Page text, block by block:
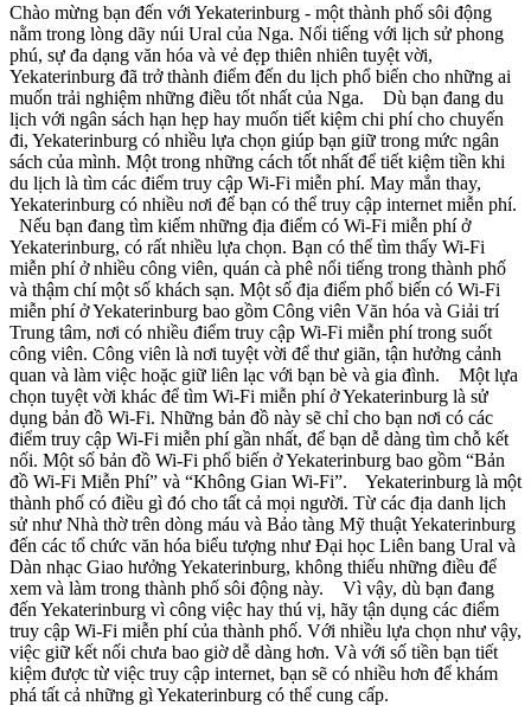
Chào mừng bạn đến với Yekaterinburg - một thành phố sôi động
nằm trong lòng dãy núi Ural của Nga. Nổi tiếng với lịch sử phong
phú, sự đa dạng văn hóa và vẻ đẹp thiên nhiên tuyệt vời,
Yekaterinburg đã trở thành điểm đến du lịch phổ biến cho những ai
muốn trải nghiệm những điều tốt nhất của Nga. Dù bạn đang du
lịch với ngân sách hạn hẹp hay muốn tiết kiệm chi phí cho chuyến
đi, Yekaterinburg có nhiều lựa chọn giúp bạn giữ trong mức ngân
sách của mình. Một trong những cách tốt nhất để tiết kiệm tiền khi
du lịch là tìm các điểm truy cập Wi-Fi miễn phí. May mắn thay,
Yekaterinburg có nhiều nơi để bạn có thể truy cập internet miễn phí.
Nếu bạn đang tìm kiếm những địa điểm có Wi-Fi miễn phí ở
Yekaterinburg, có rất nhiều lựa chọn. Bạn có thể tìm thấy Wi-Fi
miễn phí ở nhiều công viên, quán cà phê nổi tiếng trong thành phố
và thậm chí một số khách sạn. Một số địa điểm phổ biến có Wi-Fi
miễn phí ở Yekaterinburg bao gồm Công viên Văn hóa và Giải trí
Trung tâm, nơi có nhiều điểm truy cập Wi-Fi miễn phí trong suốt
công viên. Công viên là nơi tuyệt vời để thư giãn, tận hưởng cảnh
quan và làm việc hoặc giữ liên lạc với bạn bè và gia đình. Một lựa
chọn tuyệt vời khác để tìm Wi-Fi miễn phí ở Yekaterinburg là sử
dụng bản đồ Wi-Fi. Những bản đồ này sẽ chỉ cho bạn nơi có các
điểm truy cập Wi-Fi miễn phí gần nhất, để bạn dễ dàng tìm chỗ kết
nối. Một số bản đồ Wi-Fi phổ biến ở Yekaterinburg bao gồm “Bản
đồ Wi-Fi Miễn Phí” và “Không Gian Wi-Fi”. Yekaterinburg là một
thành phố có điều gì đó cho tất cả mọi người. Từ các địa danh lịch
sử như Nhà thờ trên dòng máu và Bảo tàng Mỹ thuật Yekaterinburg
đến các tổ chức văn hóa biểu tượng như Đại học Liên bang Ural và
Dàn nhạc Giao hưởng Yekaterinburg, không thiếu những điều để
xem và làm trong thành phố sôi động này. Vì vậy, dù bạn đang
đến Yekaterinburg vì công việc hay thú vị, hãy tận dụng các điểm
truy cập Wi-Fi miễn phí của thành phố. Với nhiều lựa chọn như vậy,
việc giữ kết nối chưa bao giờ dễ dàng hơn. Và với số tiền bạn tiết
kiệm được từ việc truy cập internet, bạn sẽ có nhiều hơn để khám
phá tất cả những gì Yekaterinburg có thể cung cấp.